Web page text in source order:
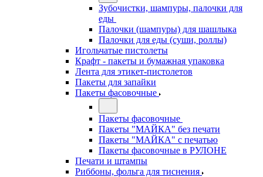
Зубочистки, шампуры, палочки для
еды
Палочки (шампуры) для шашлыка
Палочки для еды (суши, роллы)
Игольчатые пистолеты
Крафт - пакеты и бумажная упаковка
Лента для этикет-пистолетов
Пакеты для запайки
Пакеты фасовочные
Пакеты фасовочные
Пакеты "МАЙКА" без печати
Пакеты "МАЙКА" с печатью
Пакеты фасовочные в РУЛОНЕ
Печати и штампы
Риббоны, фольга для тиснения